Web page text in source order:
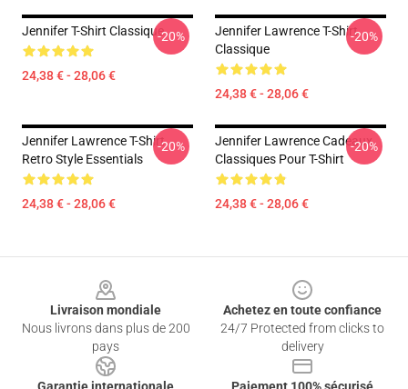
Jennifer T-Shirt Classique
24,38 € - 28,06 €
-20%
Jennifer Lawrence T-Shirt
Classique
24,38 € - 28,06 €
-20%
Jennifer Lawrence T-Shirt
Retro Style Essentials
24,38 € - 28,06 €
-20%
Jennifer Lawrence Cadeaux
Classiques Pour T-Shirt
24,38 € - 28,06 €
-20%
Livraison mondiale
Nous livrons dans plus de 200
pays
Achetez en toute confiance
24/7 Protected from clicks to
delivery